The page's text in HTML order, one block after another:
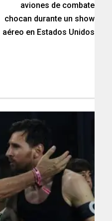
aviones de combate
chocan durante un show
aéreo en Estados Unidos